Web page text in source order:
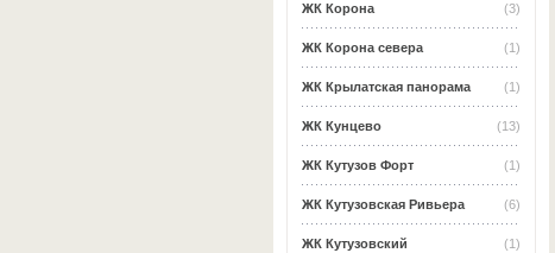
(3)
ЖК Корона
(1)
ЖК Корона севера
(1)
ЖК Крылатская панорама
(13)
ЖК Кунцево
(1)
ЖК Кутузов Форт
(6)
ЖК Кутузовская Ривьера
(1)
ЖК Кутузовский